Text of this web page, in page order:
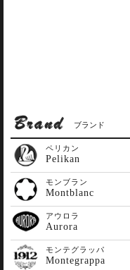
ブランド
ペリカン
Pelikan
モンブラン
Montblanc
アウロラ
Aurora
モンテグラッパ
Montegrappa